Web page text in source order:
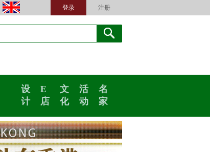
注册
登录
设
计
E
店
文
化
活
动
名
家